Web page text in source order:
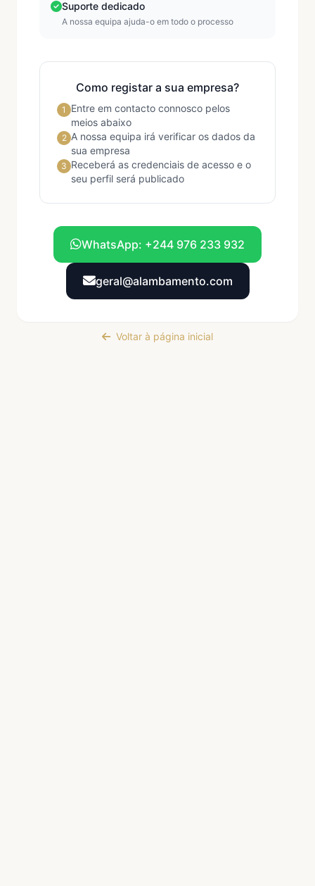
Suporte dedicado
A nossa equipa ajuda-o em todo o processo
Como registar a sua empresa?
1
Entre em contacto connosco pelos
meios abaixo
2 A nossa equipa irá verificar os dados da
sua empresa
3 Receberá as credenciais de acesso e o
seu perfil será publicado
WhatsApp: +244 976 233 932
geral@alambamento.com
Voltar à página inicial